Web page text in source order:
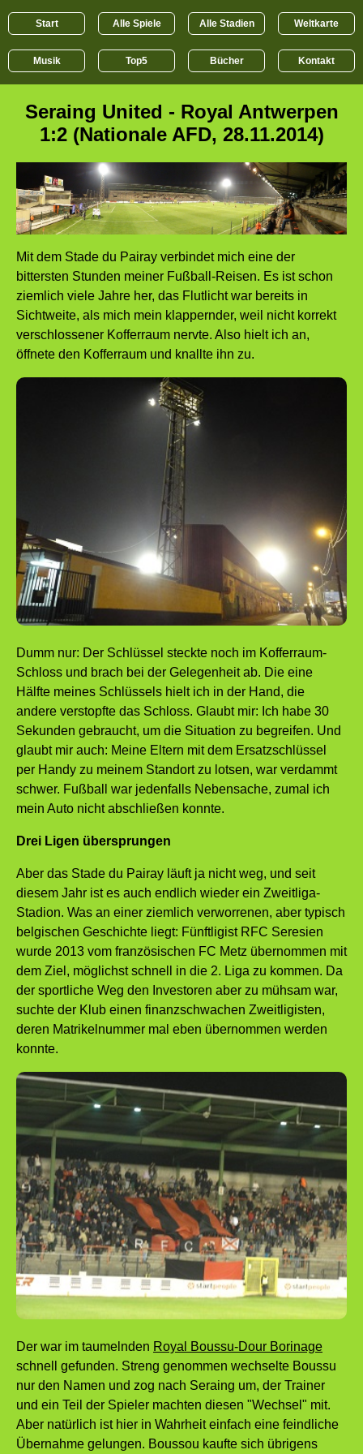
Start Alle Spiele Alle Stadien Weltkarte
Musik Top5 Bücher Kontakt
Seraing United - Royal Antwerpen
1:2 (Nationale AFD, 28.11.2014)
Mit dem Stade du Pairay verbindet mich eine der
bittersten Stunden meiner Fußball-Reisen. Es ist schon
ziemlich viele Jahre her, das Flutlicht war bereits in
Sichtweite, als mich mein klappernder, weil nicht korrekt
verschlossener Kofferraum nervte. Also hielt ich an,
öffnete den Kofferraum und knallte ihn zu.
Dumm nur: Der Schlüssel steckte noch im Kofferraum-
Schloss und brach bei der Gelegenheit ab. Die eine
Hälfte meines Schlüssels hielt ich in der Hand, die
andere verstopfte das Schloss. Glaubt mir: Ich habe 30
Sekunden gebraucht, um die Situation zu begreifen. Und
glaubt mir auch: Meine Eltern mit dem Ersatzschlüssel
per Handy zu meinem Standort zu lotsen, war verdammt
schwer. Fußball war jedenfalls Nebensache, zumal ich
mein Auto nicht abschließen konnte.
Drei Ligen übersprungen
Aber das Stade du Pairay läuft ja nicht weg, und seit
diesem Jahr ist es auch endlich wieder ein Zweitliga-
Stadion. Was an einer ziemlich verworrenen, aber typisch
belgischen Geschichte liegt: Fünftligist RFC Seresien
wurde 2013 vom französischen FC Metz übernommen mit
dem Ziel, möglichst schnell in die 2. Liga zu kommen. Da
der sportliche Weg den Investoren aber zu mühsam war,
suchte der Klub einen finanzschwachen Zweitligisten,
deren Matrikelnummer mal eben übernommen werden
konnte.
Der war im taumelnden Royal Boussu-Dour Borinage
schnell gefunden. Streng genommen wechselte Boussu
nur den Namen und zog nach Seraing um, der Trainer
und ein Teil der Spieler machten diesen "Wechsel" mit.
Aber natürlich ist hier in Wahrheit einfach eine feindliche
Übernahme gelungen. Boussou kaufte sich übrigens